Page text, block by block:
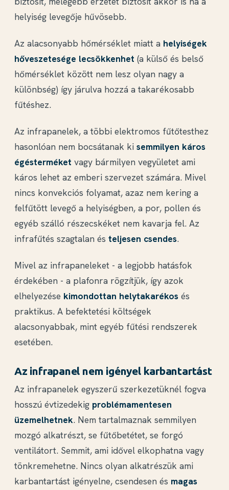
helyiség levegője hűvösebb.
Az alacsonyabb hőmérséklet miatt a helyiségek
hőveszetesége lecsökkenhet (a külső és belső
hőmérséklet között nem lesz olyan nagy a
különbség) így járulva hozzá a takarékosabb
fűtéshez.
Az infrapanelek, a többi elektromos fűtőtesthez
hasonlóan nem bocsátanak ki semmilyen káros
égésterméket vagy bármilyen vegyületet ami
káros lehet az emberi szervezet számára. Mivel
nincs konvekciós folyamat, azaz nem kering a
felfűtött levegő a helyiségben, a por, pollen és
egyéb szálló részecskéket nem kavarja fel. Az
infrafűtés szagtalan és teljesen csendes.
Mivel az infrapaneleket - a legjobb hatásfok
érdekében - a plafonra rögzítjük, így azok
elhelyezése kimondottan helytakarékos és
praktikus. A befektetési költségek
alacsonyabbak, mint egyéb fűtési rendszerek
esetében.
Az infrapanel nem igényel karbantartást
Az infrapanelek egyszerű szerkezetüknél fogva
hosszú évtizedekig problémamentesen
üzemelhetnek. Nem tartalmaznak semmilyen
mozgó alkatrészt, se fűtőbetétet, se forgó
ventilátort. Semmit, ami idővel elkophatna vagy
tönkremehetne. Nincs olyan alkatrészük ami
karbantartást igényelne, csendesen és magas